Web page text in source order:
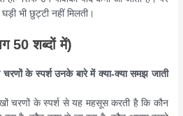
भी छुट्टी नहीं मिलती।
50 शब्दों में)
के स्पर्श उनके बारे में क्या-क्या समझ जाती
चरणों के स्पर्श से यह महसूस करती है कि कौन